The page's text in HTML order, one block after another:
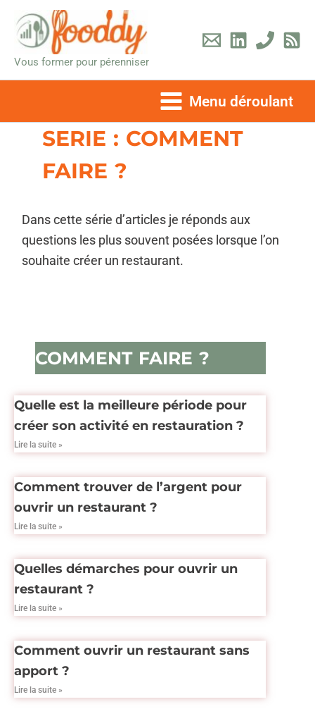
Aller
au
contenu
Vous former pour pérenniser
Menu déroulant
SERIE : COMMENT
FAIRE ?
Dans cette série d’articles je réponds aux
questions les plus souvent posées lorsque l’on
souhaite créer un restaurant.
COMMENT FAIRE ?
Quelle est la meilleure période pour
créer son activité en restauration ?
Lire la suite »
Comment trouver de l’argent pour
ouvrir un restaurant ?
Lire la suite »
Quelles démarches pour ouvrir un
restaurant ?
Lire la suite »
Comment ouvrir un restaurant sans
apport ?
Lire la suite »